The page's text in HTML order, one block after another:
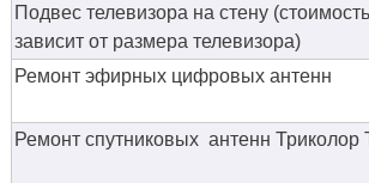
Подвес телевизора на стену (стоимость
зависит от размера телевизора)
Ремонт эфирных цифровых антенн
Ремонт спутниковых антенн Триколор